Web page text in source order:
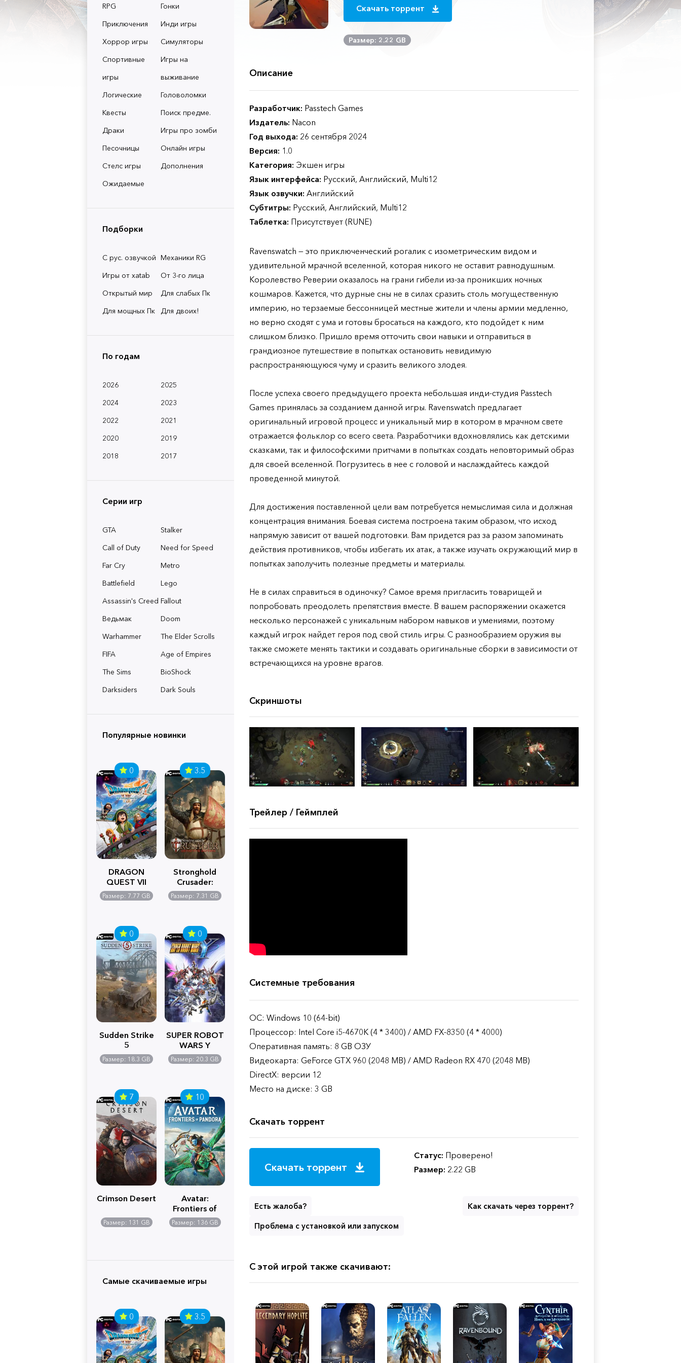
RPG
Гонки
Приключения
Инди игры
Хоррор игры
Симуляторы
Спортивные
игры
Игры на
выживание
Логические
Головоломки
Квесты
Поиск предме.
Драки
Игры про зомби
Песочницы
Онлайн игры
Стелс игры
Дополнения
Ожидаемые
Подборки
С рус. озвучкой Механики RG
Игры от xatab
От 3-го лица
Открытый мир
Для слабых Пк
Для мощных Пк
Для двоих!
По годам
2026
2025
2024
2023
2022
2021
2020
2019
2018
2017
Серии игр
GTA
Stalker
Call of Duty
Need for Speed
Far Cry
Metro
Battlefield
Lego
Assassin's Creed Fallout
Ведьмак
Doom
Warhammer
The Elder Scrolls
FIFA
Age of Empires
The Sims
BioShock
Darksiders
Dark Souls
Популярные новинки
0
DRAGON
QUEST VII
Reimagined
Размер: 7.77 GB
3.5
Stronghold
Crusader:
Definitive
Edition
Размер: 7.31 GB
0
Sudden Strike
5
Размер: 18.3 GB
0
SUPER ROBOT
WARS Y
Размер: 20.3 GB
7
Crimson Desert
Размер: 131 GB
10
Avatar:
Frontiers of
Pandora
Размер: 136 GB
Самые скачиваемые игры
0 3.5
Скачать торрент
Размер: 2.22 GB
Описание
Разработчик: Passtech Games
Издатель: Nacon
Год выхода: 26 сентября 2024
Версия: 1.0
Категория: Экшен игры
Язык интерфейса: Русский, Английский, Multi12
Язык озвучки: Английский
Субтитры: Русский, Английский, Multi12
Таблетка: Присутствует (RUNE)
Ravenswatch — это приключенческий рогалик с изометрическим видом и
удивительной мрачной вселенной, которая никого не оставит равнодушным.
Королевство Реверии оказалось на грани гибели из-за проникших ночных
кошмаров. Кажется, что дурные сны не в силах сразить столь могущественную
империю, но терзаемые бессонницей местные жители и члены армии медленно,
но верно сходят с ума и готовы бросаться на каждого, кто подойдет к ним
слишком близко. Пришло время отточить свои навыки и отправиться в
грандиозное путешествие в попытках остановить невидимую
распространяющуюся чуму и сразить великого злодея.
После успеха своего предыдущего проекта небольшая инди-студия Passtech
Games принялась за созданием данной игры. Ravenswatch предлагает
оригинальный игровой процесс и уникальный мир в котором в мрачном свете
отражается фольклор со всего света. Разработчики вдохновлялись как детскими
сказками, так и философскими притчами в попытках создать неповторимый образ
для своей вселенной. Погрузитесь в нее с головой и наслаждайтесь каждой
проведенной минутой.
Для достижения поставленной цели вам потребуется немыслимая сила и должная
концентрация внимания. Боевая система построена таким образом, что исход
напрямую зависит от вашей подготовки. Вам придется раз за разом запоминать
действия противников, чтобы избегать их атак, а также изучать окружающий мир в
попытках заполучить полезные предметы и материалы.
Не в силах справиться в одиночку? Самое время пригласить товарищей и
попробовать преодолеть препятствия вместе. В вашем распоряжении окажется
несколько персонажей с уникальным набором навыков и умениями, поэтому
каждый игрок найдет героя под свой стиль игры. С разнообразием оружия вы
также сможете менять тактики и создавать оригинальные сборки в зависимости от
встречающихся на уровне врагов.
Скриншоты
Трейлер / Геймплей
Системные требования
ОС: Windows 10 (64-bit)
Процессор: Intel Core i5-4670K (4 * 3400) / AMD FX-8350 (4 * 4000)
Оперативная память: 8 GB ОЗУ
Видеокарта: GeForce GTX 960 (2048 MB) / AMD Radeon RX 470 (2048 MB)
DirectX: версии 12
Место на диске: 3 GB
Скачать торрент
Скачать торрент
Статус: Проверено!
Размер: 2.22 GB
Есть жалоба? Как скачать через торрент?
Проблема с установкой или запуском
С этой игрой также скачивают: